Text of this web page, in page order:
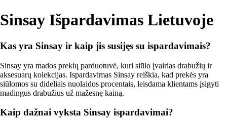
Sinsay Išpardavimas Lietuvoje
Kas yra Sinsay ir kaip jis susijęs su ispardavimais?
Sinsay yra mados prekių parduotuvė, kuri siūlo įvairias drabužių ir
aksesuarų kolekcijas. Ispardavimas Sinsay reiškia, kad prekės yra
siūlomos su dideliais nuolaidos procentais, leisdama klientams įsigyti
madingus drabužius už mažesnę kainą.
Kaip dažnai vyksta Sinsay ispardavimai?